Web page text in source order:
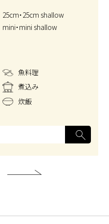
25cm・25cm shallow
mini・mini shallow
魚料理
煮込み
炊飯